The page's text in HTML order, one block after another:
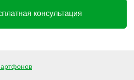
консультация